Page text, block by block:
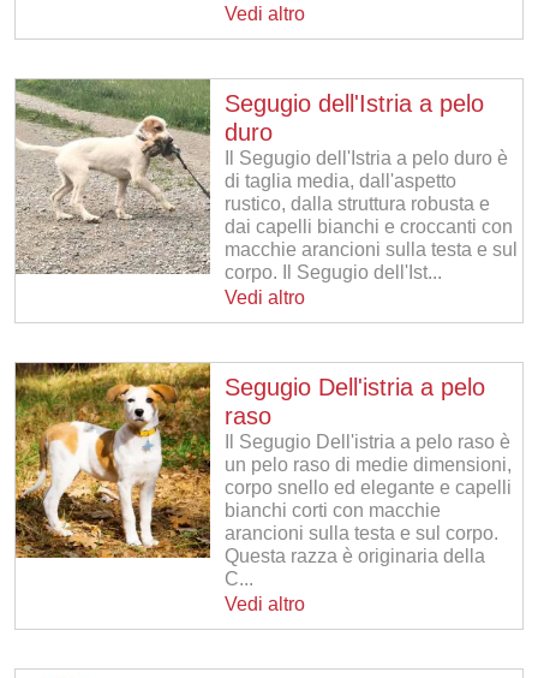
Vedi altro
Segugio dell'Istria a pelo
duro
Il Segugio dell'Istria a pelo duro è
di taglia media, dall'aspetto
rustico, dalla struttura robusta e
dai capelli bianchi e croccanti con
macchie arancioni sulla testa e sul
corpo. Il Segugio dell'Ist...
Vedi altro
Segugio Dell'istria a pelo
raso
Il Segugio Dell'istria a pelo raso è
un pelo raso di medie dimensioni,
corpo snello ed elegante e capelli
bianchi corti con macchie
arancioni sulla testa e sul corpo.
Questa razza è originaria della
C...
Vedi altro